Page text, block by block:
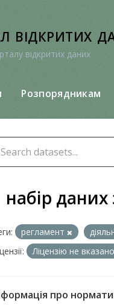
відкритих
відкритих даних
Розпорядникам
набір
регламент
Ліцензію не вказано
про